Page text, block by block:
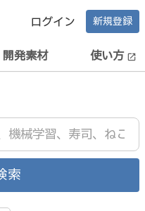
ログイン 新規登録
開発素材 使い方 open_in_new
索